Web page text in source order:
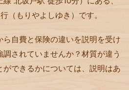
（もりやよしゆき）です。
ら自費と保険の違いを説明を受け
されていませんか？材質が違う
ができるかについては、説明はあ